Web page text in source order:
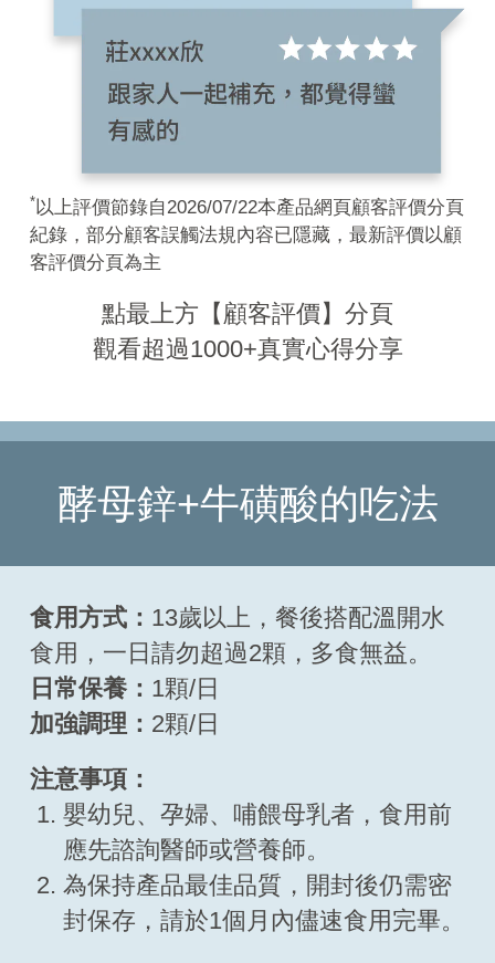
*以上評價節錄自2026/07/22本產品網頁顧客評價分頁
紀錄，部分顧客誤觸法規內容已隱藏，最新評價以顧
客評價分頁為主
點最上方【顧客評價】分頁
觀看超過1000+真實心得分享
酵母鋅+牛磺酸的吃法
食用方式： 13歲以上，餐後搭配溫開水
食用，一日請勿超過2顆，多食無益。
日常保養： 1顆/日
加強調理： 2顆/日
注意事項：
嬰幼兒、孕婦、哺餵母乳者，食用前
應先諮詢醫師或營養師。
為保持產品最佳品質，開封後仍需密
封保存，請於1個月內儘速食用完畢。
立即購買